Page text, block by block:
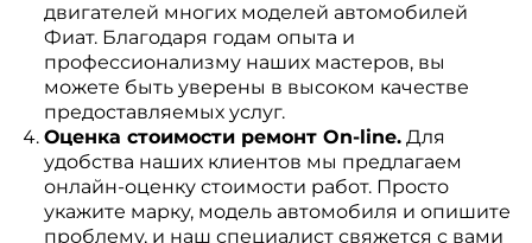
двигателей многих моделей автомобилей
Фиат. Благодаря годам опыта и
профессионализму наших мастеров, вы
можете быть уверены в высоком качестве
предоставляемых услуг.
Оценка стоимости ремонт On-line.Для
удобства наших клиентов мы предлагаем
онлайн-оценку стоимости работ. Просто
укажите марку, модель автомобиля и опишите
проблему, и наш специалист свяжется с вами